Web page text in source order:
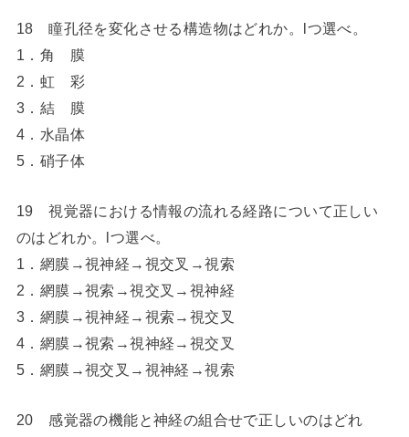
18 瞳孔径を変化させる構造物はどれか。lつ選べ。
1．角 膜
2．虹 彩
3．結 膜
4．水晶体
5．硝子体
19 視覚器における情報の流れる経路について正しい
のはどれか。lつ選べ。
1．網膜→視神経→視交叉→視索
2．網膜→視索→視交叉→視神経
3．網膜→視神経→視索→視交叉
4．網膜→視索→視神経→視交叉
5．網膜→視交叉→視神経→視索
20 感覚器の機能と神経の組合せで正しいのはどれ